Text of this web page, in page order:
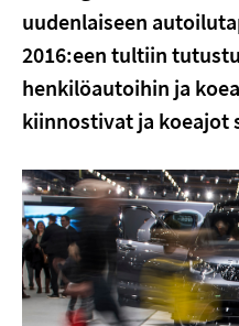
uudenlaiseen
2016:een tultiin
henkilöautoihin ja
kiinnostivat ja koeajot